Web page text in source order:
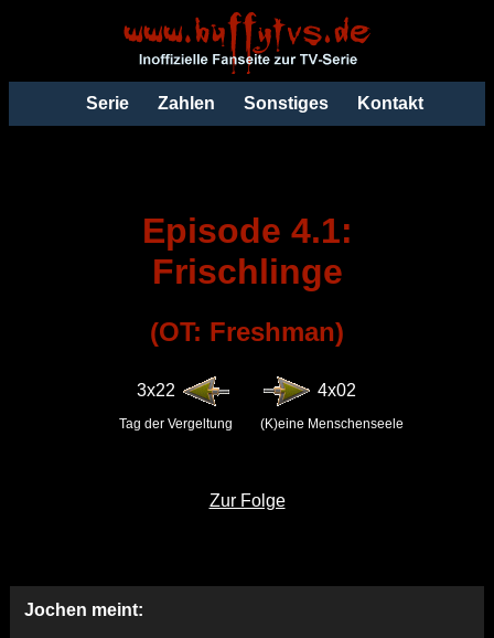
Serie Zahlen Sonstiges Kontakt
Episode 4.1:
Frischlinge
(OT: Freshman)
3x22 4x02
Tag der Vergeltung (K)eine Menschenseele
Zur Folge
Jochen meint: